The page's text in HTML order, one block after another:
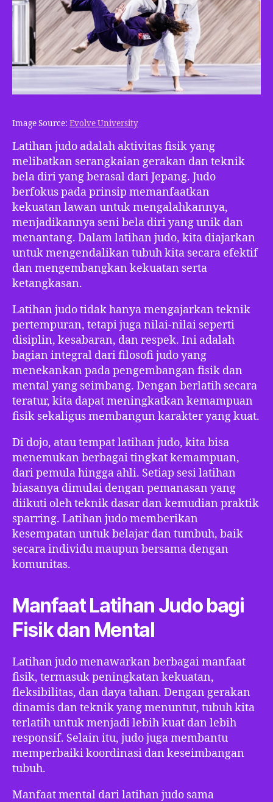
Image Source: Evolve University
Latihan judo adalah aktivitas fisik yang
melibatkan serangkaian gerakan dan teknik
bela diri yang berasal dari Jepang. Judo
berfokus pada prinsip memanfaatkan
kekuatan lawan untuk mengalahkannya,
menjadikannya seni bela diri yang unik dan
menantang. Dalam latihan judo, kita diajarkan
untuk mengendalikan tubuh kita secara efektif
dan mengembangkan kekuatan serta
ketangkasan.
Latihan judo tidak hanya mengajarkan teknik
pertempuran, tetapi juga nilai-nilai seperti
disiplin, kesabaran, dan respek. Ini adalah
bagian integral dari filosofi judo yang
menekankan pada pengembangan fisik dan
mental yang seimbang. Dengan berlatih secara
teratur, kita dapat meningkatkan kemampuan
fisik sekaligus membangun karakter yang kuat.
Di dojo, atau tempat latihan judo, kita bisa
menemukan berbagai tingkat kemampuan,
dari pemula hingga ahli. Setiap sesi latihan
biasanya dimulai dengan pemanasan yang
diikuti oleh teknik dasar dan kemudian praktik
sparring. Latihan judo memberikan
kesempatan untuk belajar dan tumbuh, baik
secara individu maupun bersama dengan
komunitas.
Manfaat Latihan Judo bagi
Fisik dan Mental
Latihan judo menawarkan berbagai manfaat
fisik, termasuk peningkatan kekuatan,
fleksibilitas, dan daya tahan. Dengan gerakan
dinamis dan teknik yang menuntut, tubuh kita
terlatih untuk menjadi lebih kuat dan lebih
responsif. Selain itu, judo juga membantu
memperbaiki koordinasi dan keseimbangan
tubuh.
Manfaat mental dari latihan judo sama